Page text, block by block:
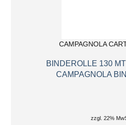
CAMPAGNOLA
BINDEROLLE 130
CAMPAGNOLA
zzgl. 22%